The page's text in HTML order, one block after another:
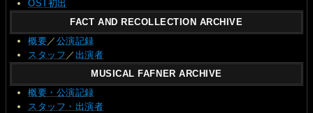
OST初出
FACT AND RECOLLECTION ARCHIVE
概要／ 公演記録
スタッフ ／ 出演者
MUSICAL FAFNER ARCHIVE
概要・公演記録
スタッフ・出演者